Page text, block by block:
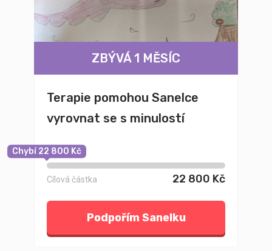
ZBÝVÁ 1 MĚSÍC
Terapie pomohou Sanelce
vyrovnat se s minulostí
Chybí 22 800 Kč
Cílová částka 22 800 Kč
Podpořím Sanelku